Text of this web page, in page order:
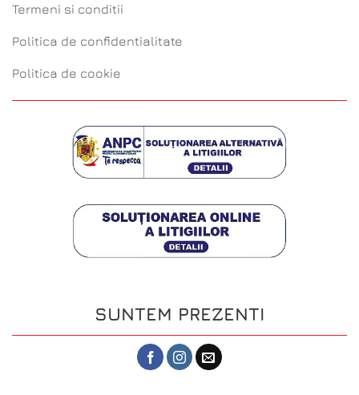
Termeni si conditii
Politica de confidentialitate
Politica de cookie
SUNTEM PREZENTI